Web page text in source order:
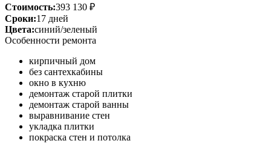
Стоимость:393 130 ₽
Сроки:17 дней
Цвета:синий/зеленый
Особенности ремонта
кирпичный дом
без сантехкабины
окно в кухню
демонтаж старой плитки
демонтаж старой ванны
выравнивание стен
укладка плитки
покраска стен и потолка